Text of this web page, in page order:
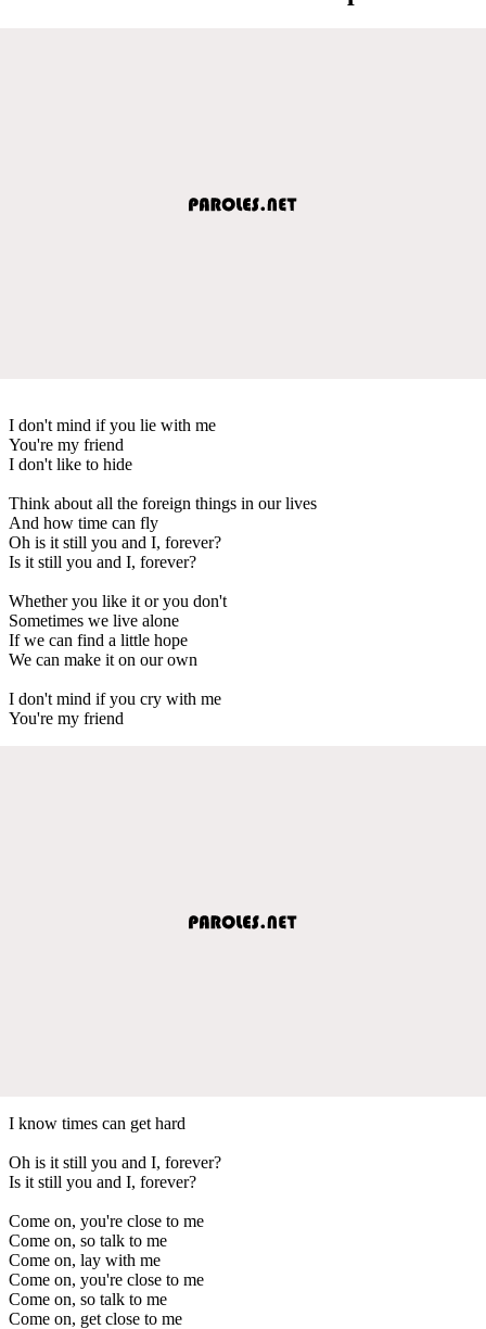
I don't mind if you lie with me
You're my friend
I don't like to hide
Think about all the foreign things in our lives
And how time can fly
Oh is it still you and I, forever?
Is it still you and I, forever?
Whether you like it or you don't
Sometimes we live alone
If we can find a little hope
We can make it on our own
I don't mind if you cry with me
You're my friend
I know times can get hard
Oh is it still you and I, forever?
Is it still you and I, forever?
Come on, you're close to me
Come on, so talk to me
Come on, lay with me
Come on, you're close to me
Come on, so talk to me
Come on, get close to me